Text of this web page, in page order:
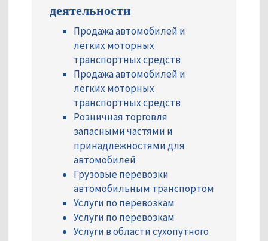
деятельности
Продажа автомобилей и
легких моторных
транспортных средств
Продажа автомобилей и
легких моторных
транспортных средств
Розничная торговля
запасными частями и
принадлежностями для
автомобилей
Грузовые перевозки
автомобильным транспортом
Услуги по перевозкам
Услуги по перевозкам
Услуги в области сухопутного